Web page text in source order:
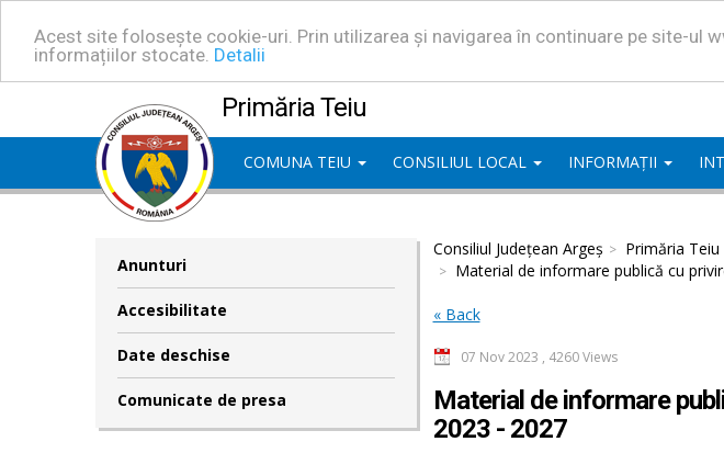
Acest site folosește cookie-uri. Prin utilizarea și navigarea în continuare pe site-ul
informațiilor stocate. Detalii
Primăria Teiu
COMUNA TEIU CONSILIUL LOCAL INFORMAȚII
Anunturi
Accesibilitate
Date deschise
Comunicate de presa
Consiliul Județean Argeș Primăria Teiu
Material de informare publică cu
« Back
07 Nov 2023 , 4260 Views
Material de informare
2023 - 2027